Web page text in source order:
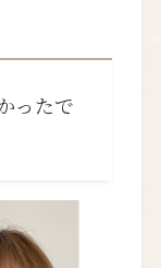
ったで